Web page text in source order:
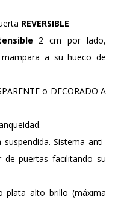
REVERSIBLE
2 cm por lado,
a su hueco de
o DECORADO A
Sistema anti-
de puertas facilitando su
plata alto brillo (máxima